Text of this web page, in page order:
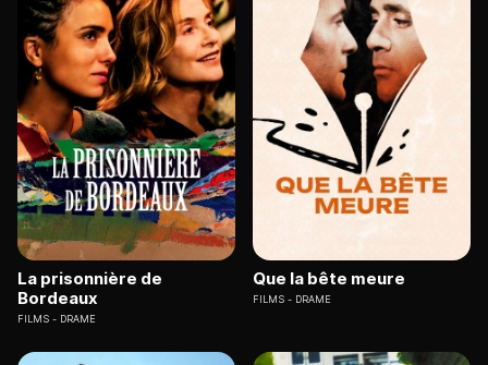
La prisonnière de
Bordeaux
FILMS DRAME
Que la bête meure
FILMS DRAME